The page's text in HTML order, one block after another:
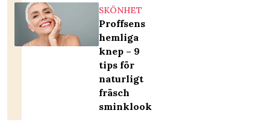
SKÖNHET
Proffsens
hemliga
knep – 9
tips för
naturligt
fräsch
sminklook